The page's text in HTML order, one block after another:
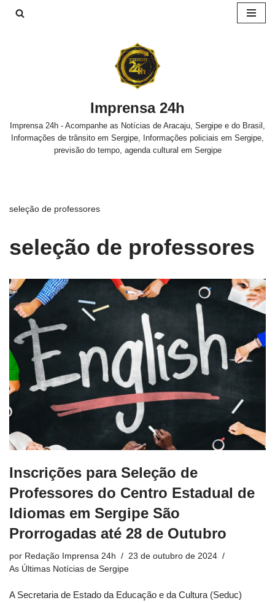
Imprensa 24h
Imprensa 24h - Acompanhe as Notícias de Aracaju, Sergipe e do Brasil,
Informações de trânsito em Sergipe, Informações policiais em Sergipe,
previsão do tempo, agenda cultural em Sergipe
seleção de professores
seleção de professores
Inscrições para Seleção de
Professores do Centro Estadual de
Idiomas em Sergipe São
Prorrogadas até 28 de Outubro
por Redação Imprensa 24h
23 de outubro de 2024
As Últimas Notícias de Sergipe
A Secretaria de Estado da Educação e da Cultura (Seduc)